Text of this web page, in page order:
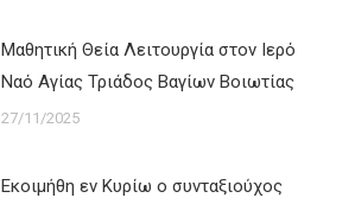
Μαθητική Θεία Λειτουργία στον Ιερό
Ναό Αγίας Τριάδος Βαγίων Βοιωτίας
27/11/2025
Εκοιμήθη εν Κυρίω ο συνταξιούχος